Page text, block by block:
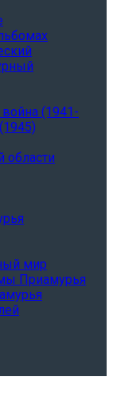
война (1941-
области
мир
Приамурья